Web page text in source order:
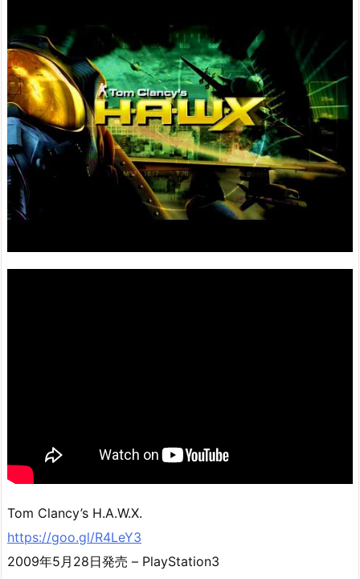
Tom Clancy’s H.A.W.X.
https://goo.gl/R4LeY3
2009年5月28日発売 – PlayStation3